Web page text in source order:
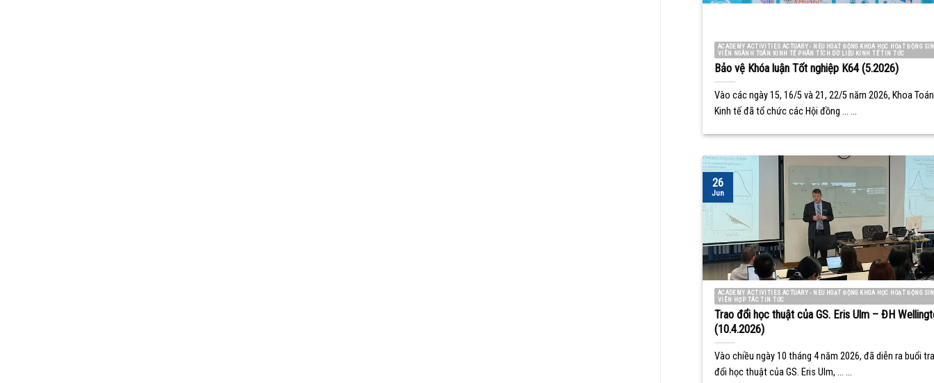
ACADEMY ACTIVITIES ACTUARY - NEU HOẠT ĐỘNG KHOA HỌC HOẠT ĐỘNG
VIÊN NGÀNH TOÁN KINH TẾ PHÂN TÍCH DỮ LIỆU KINH TẾ TIN TỨC
Bảo vệ Khóa luận Tốt nghiệp K64 (5.2026)
Vào các ngày 15, 16/5 và 21, 22/5 năm 2026, Khoa Toán
Kinh tế đã tổ chức các Hội đồng ... ...
ACADEMY ACTIVITIES ACTUARY - NEU HOẠT ĐỘNG KHOA HỌC HOẠT ĐỘNG
VIÊN HỢP TÁC TIN TỨC
Trao đổi học thuật của GS. Eris Ulm – ĐH
(10.4.2026)
Vào chiều ngày 10 tháng 4 năm 2026, đã diễn ra buổi
đổi học thuật của GS. Eris Ulm, ... ...
26
Jun